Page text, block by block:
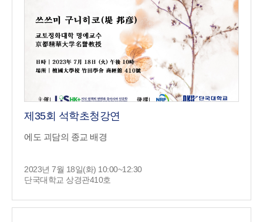
제35회 석학초청강연
에도 괴담의 종교 배경
2023년 7월 18일(화) 10:00~12:30
단국대학교 상경관410호